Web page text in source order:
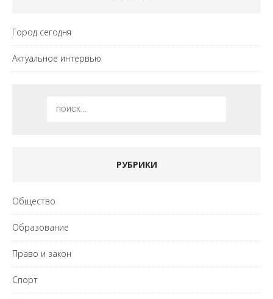
Город сегодня
Актуальное интервью
РУБРИКИ
Общество
Образование
Право и закон
Спорт